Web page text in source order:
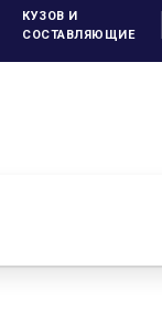
КУЗОВ И
СОСТАВЛЯЮЩИЕ